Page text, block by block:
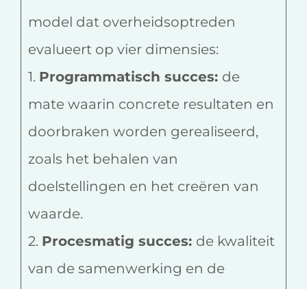
model dat overheidsoptreden
evalueert op vier dimensies:
1. Programmatisch succes: de
mate waarin concrete resultaten en
doorbraken worden gerealiseerd,
zoals het behalen van
doelstellingen en het creëren van
waarde.
2. Procesmatig succes: de kwaliteit
van de samenwerking en de